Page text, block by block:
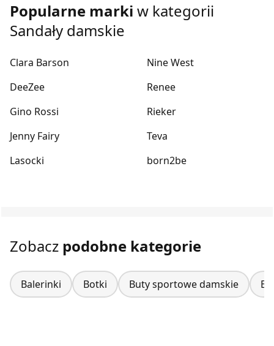
Popularne marki w kategorii
Sandały damskie
Clara Barson
DeeZee
Gino Rossi
Jenny Fairy
Lasocki
Nine West
Renee
Rieker
Teva
born2be
Zobacz podobne kategorie
Balerinki Botki Buty sportowe damskie